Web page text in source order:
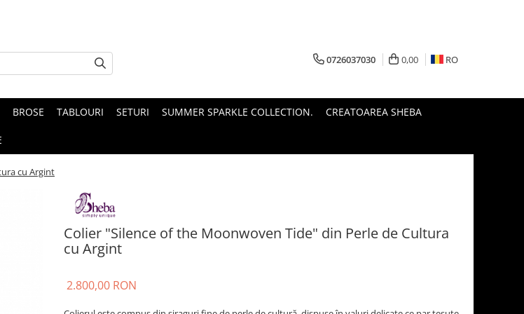
0726037030 0,00 RO
BROSE TABLOURI SETURI SUMMER SPARKLE COLLECTION. CREATOAREA SHEBA
cu Argint
Colier "Silence of the Moonwoven Tide" din Perle de Cultura
cu Argint
2.800,00 RON